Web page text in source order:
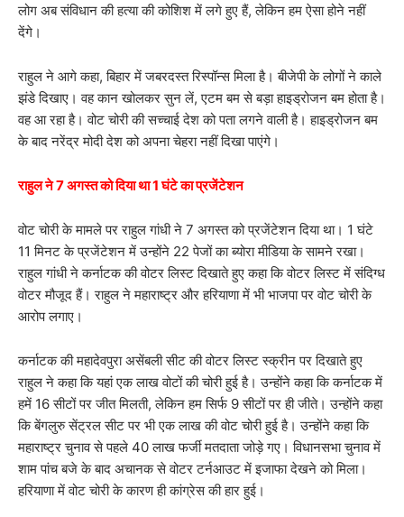
लोग अब संविधान की हत्या की कोशिश में लगे हुए हैं, लेकिन हम ऐसा होने नहीं
देंगे।
राहुल ने आगे कहा, बिहार में जबरदस्त रिस्पॉन्स मिला है। बीजेपी के लोगों ने काले
झंडे दिखाए। वह कान खोलकर सुन लें, एटम बम से बड़ा हाइड्रोजन बम होता है।
वह आ रहा है। वोट चोरी की सच्चाई देश को पता लगने वाली है। हाइड्रोजन बम
के बाद नरेंद्र मोदी देश को अपना चेहरा नहीं दिखा पाएंगे।
राहुल ने 7 अगस्त को दिया था 1 घंटे का प्रजेंटेशन
वोट चोरी के मामले पर राहुल गांधी ने 7 अगस्त को प्रजेंटेशन दिया था। 1 घंटे
11 मिनट के प्रजेंटेशन में उन्होंने 22 पेजों का ब्योरा मीडिया के सामने रखा।
राहुल गांधी ने कर्नाटक की वोटर लिस्ट दिखाते हुए कहा कि वोटर लिस्ट में संदिग्ध
वोटर मौजूद हैं। राहुल ने महाराष्ट्र और हरियाणा में भी भाजपा पर वोट चोरी के
आरोप लगाए।
कर्नाटक की महादेवपुरा असेंबली सीट की वोटर लिस्ट स्क्रीन पर दिखाते हुए
राहुल ने कहा कि यहां एक लाख वोटों की चोरी हुई है। उन्होंने कहा कि कर्नाटक में
हमें 16 सीटों पर जीत मिलती, लेकिन हम सिर्फ 9 सीटों पर ही जीते। उन्होंने कहा
कि बेंगलुरु सेंट्रल सीट पर भी एक लाख की वोट चोरी हुई है। उन्होंने कहा कि
महाराष्ट्र चुनाव से पहले 40 लाख फर्जी मतदाता जोड़े गए। विधानसभा चुनाव में
शाम पांच बजे के बाद अचानक से वोटर टर्नआउट में इजाफा देखने को मिला।
हरियाणा में वोट चोरी के कारण ही कांग्रेस की हार हुई।